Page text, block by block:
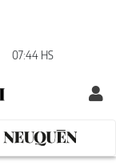
07:44 HS